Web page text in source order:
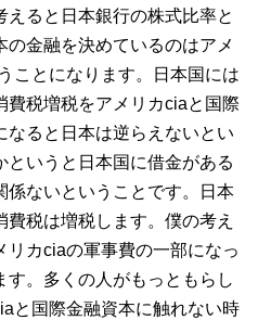
えると日本銀行の株式比率と
金融を決めているのはアメ
ことになります。日本国には
費税増税をアメリカciaと国際
ると日本は逆らえないとい
というと日本国に借金がある
係ないということです。日本
税は増税します。僕の考え
リカciaの軍事費の一部になっ
。多くの人がもっともらし
と国際金融資本に触れない時